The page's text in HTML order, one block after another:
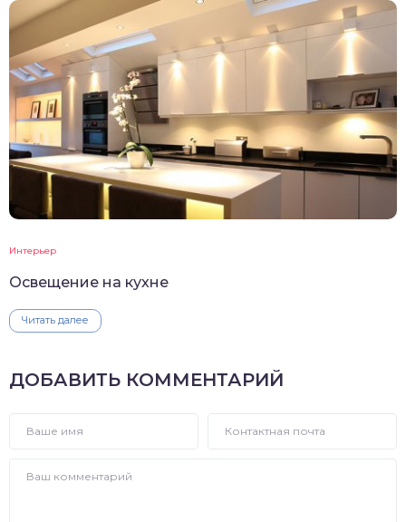
Интерьер
Освещение на кухне
Читать далее
ДОБАВИТЬ КОММЕНТАРИЙ